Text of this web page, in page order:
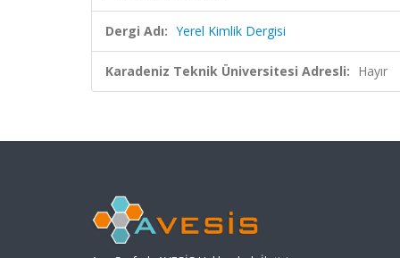
Dergi Adı: Yerel Kimlik Dergisi
Karadeniz Teknik Üniversitesi Adresli: Hayır